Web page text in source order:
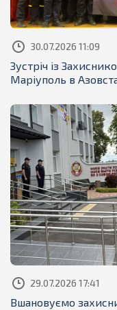
30.07.2026 11:09
Зустріч із
Маріуполь в
29.07.2026 17:41
Вшановуємо